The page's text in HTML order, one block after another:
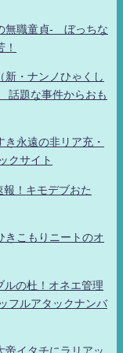
無職童貞- ぼっちな
新・ナンノひゃくし
話題な事件からおも
永遠の非リア充・
クサイト
！キモデブおた
こもりニートのオ
ルの杜！オネエ管理
フルアタックナンバ
帝イタチにラリアッ